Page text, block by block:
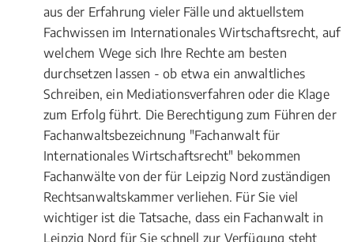
aus der Erfahrung vieler Fälle und aktuellstem
Fachwissen im Internationales Wirtschaftsrecht, auf
welchem Wege sich Ihre Rechte am besten
durchsetzen lassen - ob etwa ein anwaltliches
Schreiben, ein Mediationsverfahren oder die Klage
zum Erfolg führt. Die Berechtigung zum Führen der
Fachanwaltsbezeichnung "Fachanwalt für
Internationales Wirtschaftsrecht" bekommen
Fachanwälte von der für Leipzig Nord zuständigen
Rechtsanwaltskammer verliehen. Für Sie viel
wichtiger ist die Tatsache, dass ein Fachanwalt in
Leipzig Nord für Sie schnell zur Verfügung steht